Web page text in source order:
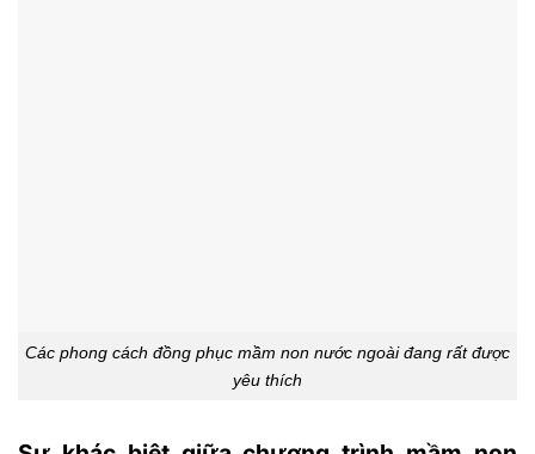
Các phong cách đồng phục mầm non nước ngoài đang rất được
yêu thích